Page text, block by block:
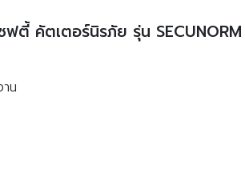
คัตเตอร์นิรภัย รุ่น
น